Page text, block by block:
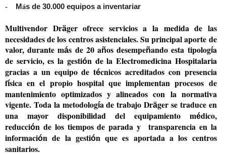
-
Más de 30.000 equipos a inventariar
Multivendor Dräger ofrece servicios a la medida de las
necesidades de los centros asistenciales. Su principal aporte de
valor, durante más de 20 años desempeñando esta tipología
de servicio, es la gestión de la Electromedicina Hospitalaria
gracias a un equipo de técnicos acreditados con presencia
física en el propio hospital que implementan procesos de
mantenimiento optimizados y alineados con la normativa
vigente. Toda la metodología de trabajo Dräger se traduce en
una mayor disponibilidad del equipamiento médico,
reducción de los tiempos de parada y transparencia en la
información de la gestión que es aportada a los centros
sanitarios.